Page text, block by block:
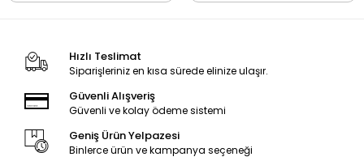
Hızlı Teslimat
Siparişleriniz en kısa sürede elinize ulaşır.
Güvenli Alışveriş
Güvenli ve kolay ödeme sistemi
Geniş Ürün Yelpazesi
Binlerce ürün ve kampanya seçeneği